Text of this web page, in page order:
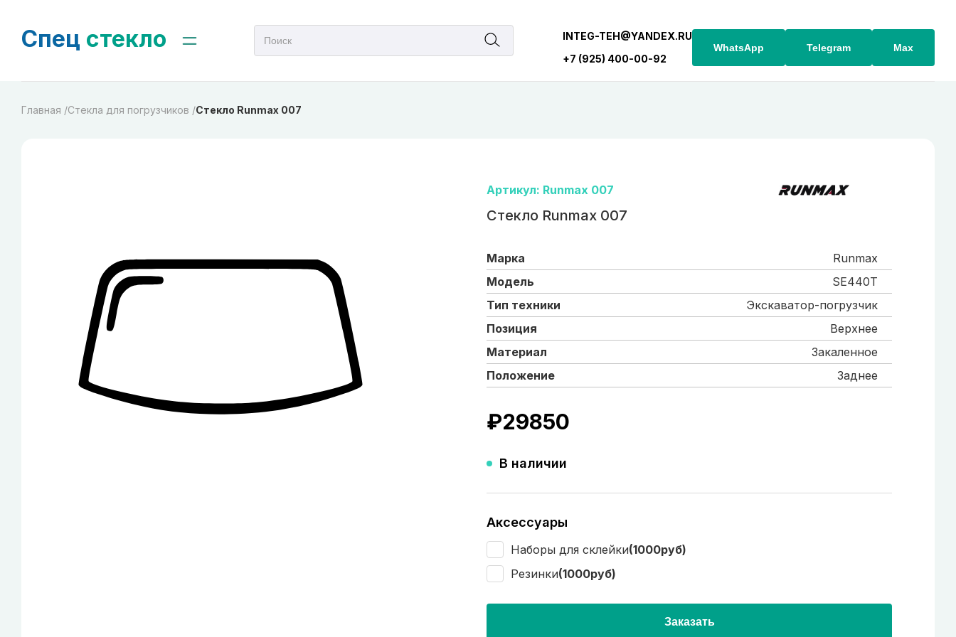
Спец стекло
INTEG-TEH@YANDEX.RU
+7 (925) 400-00-92
WhatsApp Telegram Max
Главная /Стекла для погрузчиков /Стекло Runmax 007
Артикул: Runmax 007
Стекло Runmax 007
Марка
Runmax
Модель
SE440T
Тип техники
Экскаватор-погрузчик
Позиция
Верхнее
Материал
Закаленное
Положение
Заднее
₽29850
В наличии
Аксессуары
Наборы для склейки(1000руб)
Резинки(1000руб)
Заказать